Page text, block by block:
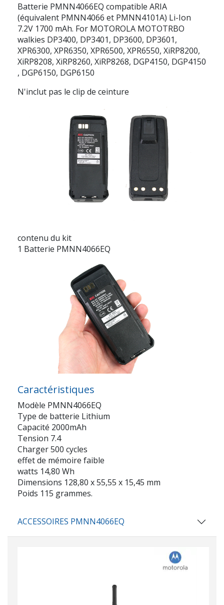
Batterie PMNN4066EQ compatible ARIA
(équivalent PMNN4066 et PMNN4101A) Li-Ion
7.2V 1700 mAh. For MOTOROLA MOTOTRBO
walkies DP3400, DP3401, DP3600, DP3601,
XPR6300, XPR6350, XPR6500, XPR6550, XiRP8200,
XiRP8208, XiRP8260, XiRP8268, DGP4150, DGP4150
, DGP6150, DGP6150
N'inclut pas le clip de ceinture
contenu du kit
1 Batterie PMNN4066EQ
Caractéristiques
Modèle PMNN4066EQ
Type de batterie Lithium
Capacité 2000mAh
Tension 7.4
Charger 500 cycles
effet de mémoire faible
watts 14,80 Wh
Dimensions 128,80 x 55,55 x 15,45 mm
Poids 115 grammes.
ACCESSOIRES PMNN4066EQ